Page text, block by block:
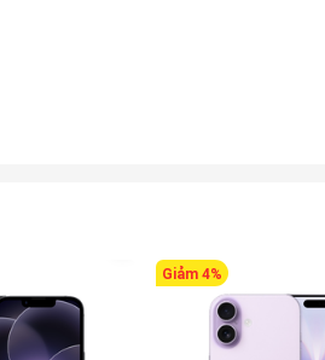
Giảm 4%